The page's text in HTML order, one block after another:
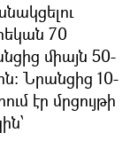
70
միայն 50-
Նրանցից 10-
էր մրցույթի